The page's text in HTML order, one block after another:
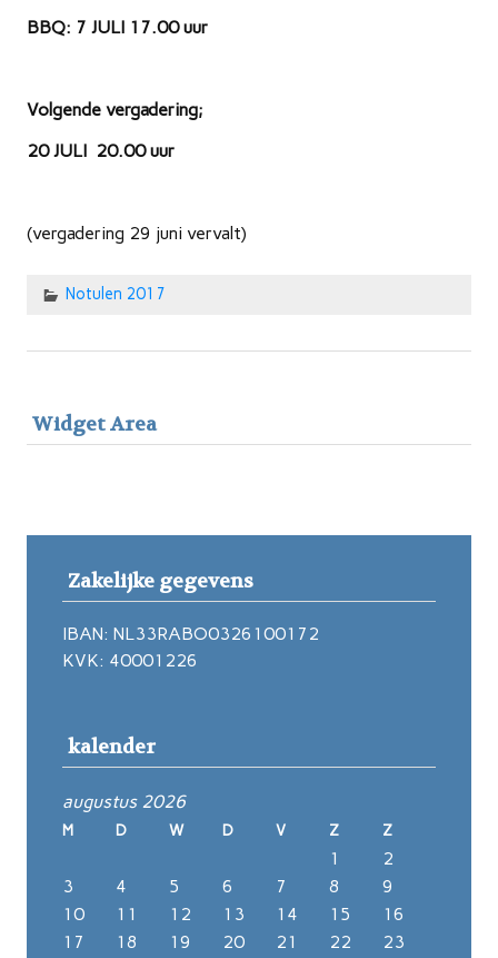
BBQ: 7 JULI 17.00 uur
Volgende vergadering;
20 JULI 20.00 uur
(vergadering 29 juni vervalt)
Notulen 2017
Widget Area
Zakelijke gegevens
IBAN: NL33RABO0326100172
KVK: 40001226
kalender
augustus 2026
M D W D V Z Z
1
2
3
4 5 6 7 8
9
10
11 12 13 14 15
16
17
18 19 20 21 22
23